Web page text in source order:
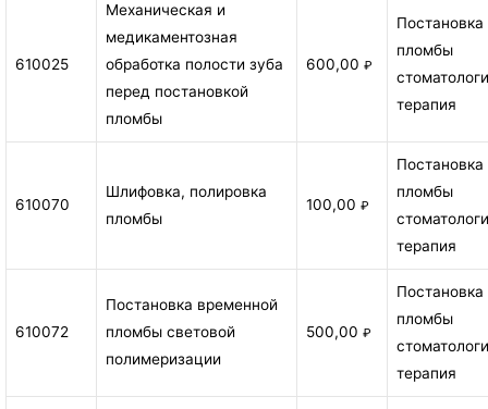
610025
Механическая и
медикаментозная
обработка полости зуба
перед постановкой
пломбы
600,00 ₽
Постановка
пломбы
терапия
610070
Шлифовка, полировка
пломбы
100,00 ₽
Постановка
пломбы
терапия
610072
Постановка временной
пломбы световой
полимеризации
500,00 ₽
Постановка
пломбы
терапия